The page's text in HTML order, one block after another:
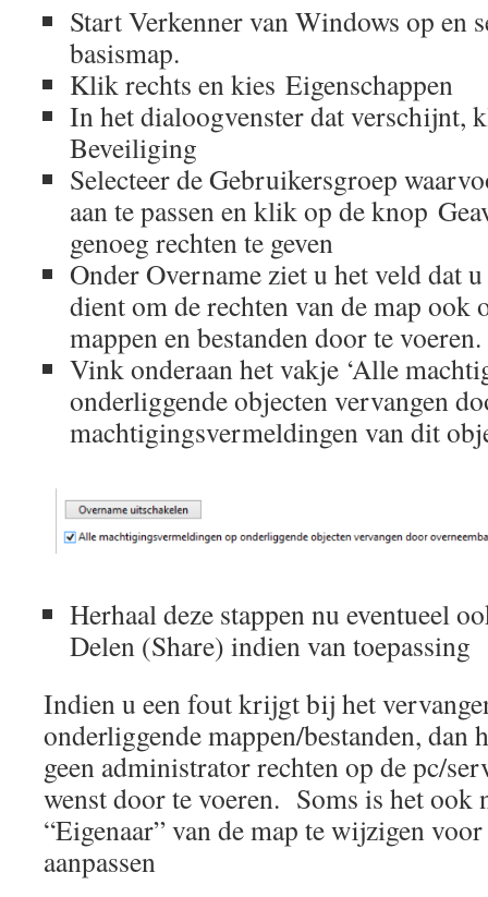
Start Verkenner van Windows op en
basismap.
Klik rechts en kies Eigenschappen
In het dialoogvenster dat verschijnt,
Beveiliging
Selecteer de Gebruikersgroep
aan te passen en klik op de knop
genoeg rechten te geven
Onder Overname ziet u het veld dat
dient om de rechten van de map ook
mappen en bestanden door te voeren.
Vink onderaan het vakje ‘Alle
onderliggende objecten vervangen
machtigingsvermeldingen van dit
Herhaal deze stappen nu eventueel
Delen (Share) indien van toepassing
Indien u een fout krijgt bij het
onderliggende mappen/bestanden,
geen administrator rechten op de pc/
wenst door te voeren. Soms is het ook
“Eigenaar” van de map te wijzigen
aanpassen